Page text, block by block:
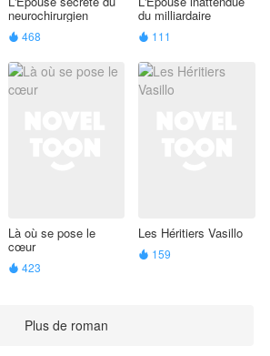
neurochirurgien
 468
du milliardaire
 111
Là où se pose le
cœur
 423
Les Héritiers Vasillo
 159
Plus de roman